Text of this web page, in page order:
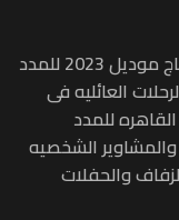
تأجير أحدث وأشيك وأفخم سياره كيا سبورتاج موديل 2023 للمدد
العائليه فى
للمدد
والمشاوير الشخصيه
والحفلات